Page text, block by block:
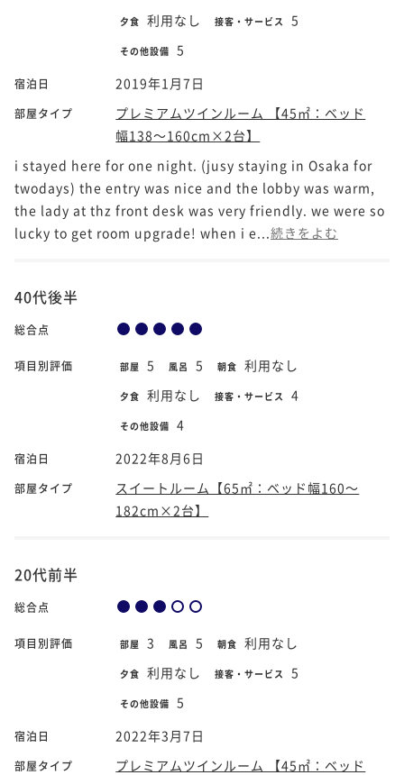
夕食 利用なし 接客・サービス 5
その他設備 5
宿泊日 2019年1月7日
部屋タイプ
プレミアムツインルーム 【45㎡：ベッド
幅138～160cm×2台】
i stayed here for one night. (jusy staying in Osaka for
twodays) the entry was nice and the lobby was warm,
the lady at thz front desk was very friendly. we were so
lucky to get room upgrade! when i e... 続きをよむ
40代後半
総合点
項目別評価 部屋 5 風呂 5 朝食 利用なし
夕食 利用なし 接客・サービス 4
その他設備 4
宿泊日 2022年8月6日
部屋タイプ
スイートルーム【65㎡：ベッド幅160～
182cm×2台】
20代前半
総合点
項目別評価 部屋 3 風呂 5 朝食 利用なし
夕食 利用なし 接客・サービス 5
その他設備 5
宿泊日 2022年3月7日
部屋タイプ
プレミアムツインルーム 【45㎡：ベッド